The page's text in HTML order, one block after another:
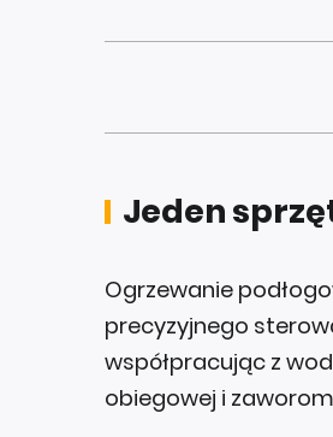
Jeden
Ogrzewanie
precyzyjnego
współpracując z
obiegowej i